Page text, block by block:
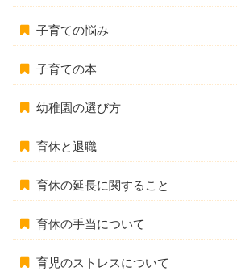
子育ての悩み
子育ての本
幼稚園の選び方
育休と退職
育休の延長に関すること
育休の手当について
育児のストレスについて